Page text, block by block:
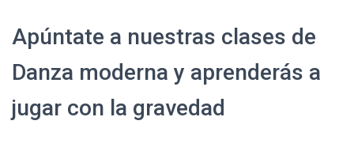
Apúntate a nuestras clases de
Danza moderna y aprenderás a
jugar con la gravedad